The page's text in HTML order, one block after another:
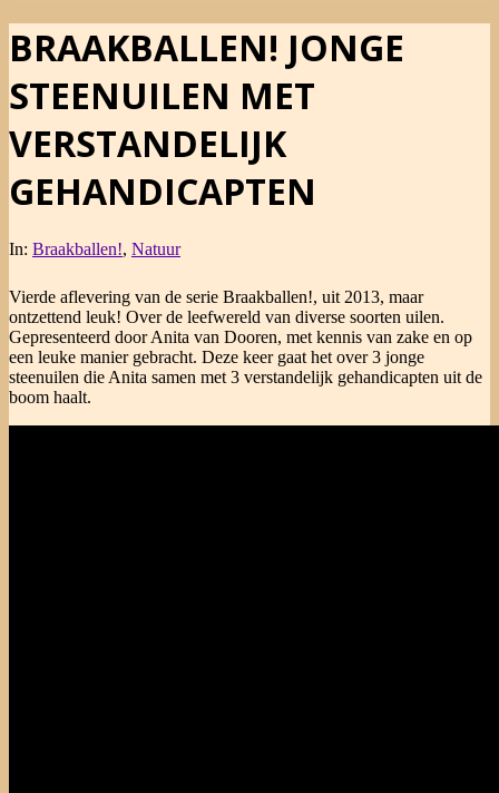
BRAAKBALLEN! JONGE
STEENUILEN MET
VERSTANDELIJK
GEHANDICAPTEN
In: Braakballen!, Natuur
Vierde aflevering van de serie Braakballen!, uit 2013, maar
ontzettend leuk! Over de leefwereld van diverse soorten uilen.
Gepresenteerd door Anita van Dooren, met kennis van zake en op
een leuke manier gebracht. Deze keer gaat het over 3 jonge
steenuilen die Anita samen met 3 verstandelijk gehandicapten uit de
boom haalt.